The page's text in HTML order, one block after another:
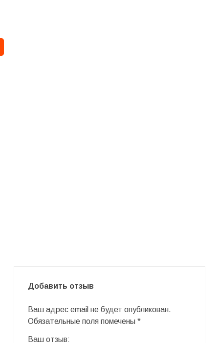
Добавить отзыв
Ваш адрес email не будет опубликован.
Обязательные поля помечены *
Ваш отзыв: